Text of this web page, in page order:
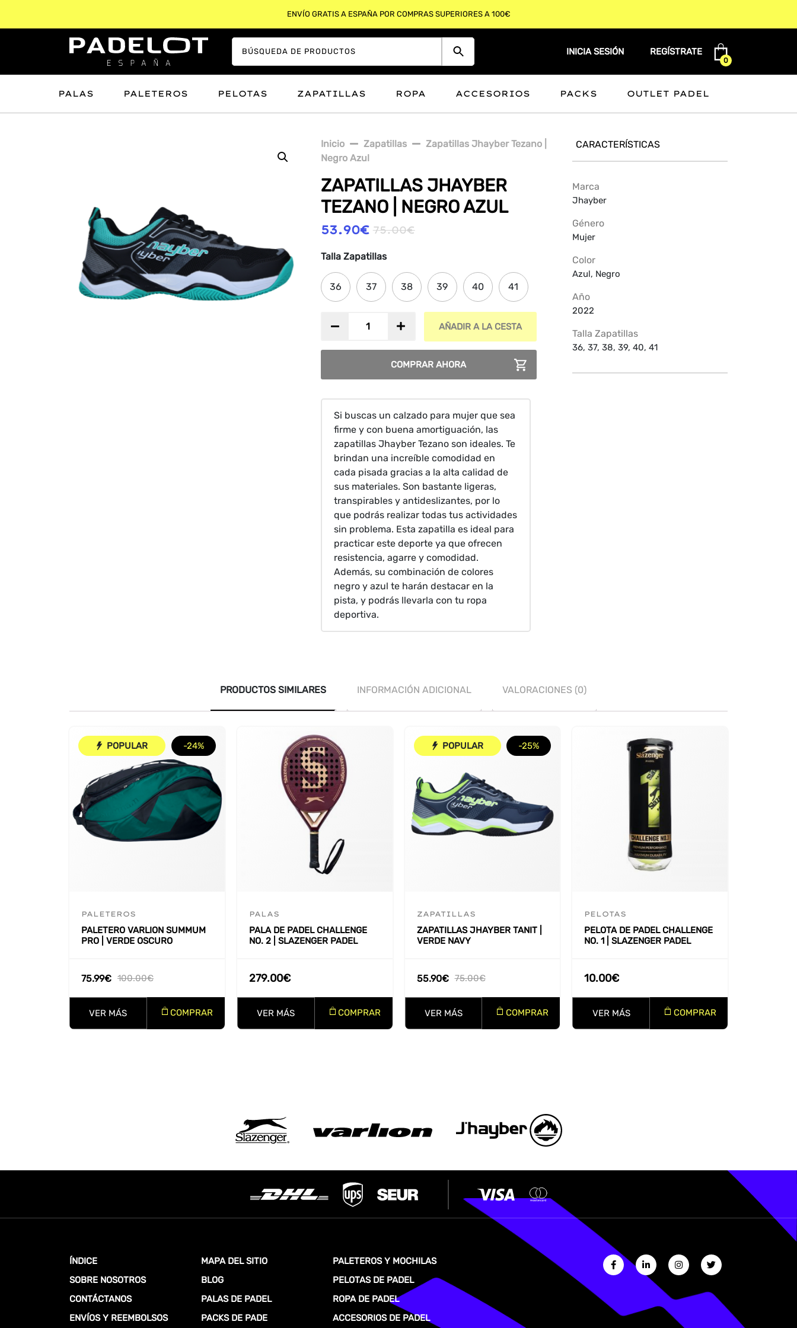
INICIA SESIÓN REGÍSTRATE
0
PALAS PALETEROS PELOTAS ZAPATILLAS ROPA ACCESORIOS PACKS OUTLET PADEL
Inicio Zapatillas
Zapatillas Jhayber Tezano |
Negro Azul
ZAPATILLAS JHAYBER
TEZANO | NEGRO AZUL
75.00€
53.90€
Talla Zapatillas
36 37 38 39 40 41
Jhayber
Tezano
AÑADIR A LA CESTA
COMPRAR AHORA
Si buscas un calzado para mujer que sea
firme y con buena amortiguación, las
zapatillas Jhayber Tezano son ideales. Te
brindan una increíble comodidad en
cada pisada gracias a la alta calidad de
sus materiales. Son bastante ligeras,
transpirables y antideslizantes, por lo
que podrás realizar todas tus actividades
sin problema. Esta zapatilla es ideal para
practicar este deporte ya que ofrecen
resistencia, agarre y comodidad.
Además, su combinación de colores
negro y azul te harán destacar en la
pista, y podrás llevarla con tu ropa
deportiva.
CARACTERÍSTICAS
Marca
Jhayber
Género
Mujer
Color
Azul, Negro
Año
2022
Talla Zapatillas
36, 37, 38, 39, 40, 41
PRODUCTOS SIMILARES INFORMACIÓN ADICIONAL VALORACIONES (0)
POPULAR -24%
PALETEROS
PALETERO VARLION SUMMUM
PRO | VERDE OSCURO
100.00€
75.99€
VER MÁS COMPRAR
PALAS
PALA DE PADEL CHALLENGE
NO. 2 | SLAZENGER PADEL
279.00€
VER MÁS COMPRAR
POPULAR -25%
ZAPATILLAS
ZAPATILLAS JHAYBER TANIT |
VERDE NAVY
75.00€
55.90€
VER MÁS COMPRAR
PELOTAS
PELOTA DE PADEL CHALLENGE
NO. 1 | SLAZENGER PADEL
10.00€
VER MÁS COMPRAR
ÍNDICE
SOBRE NOSOTROS
CONTÁCTANOS
ENVÍOS Y REEMBOLSOS
MAPA DEL SITIO
BLOG
PALAS DE PADEL
PACKS DE PADE
PALETEROS Y MOCHILAS
PELOTAS DE PADEL
ROPA DE PADEL
ACCESORIOS DE PADEL
ENVÍO GRATIS A ESPAÑA POR COMPRAS SUPERIORES A 100€